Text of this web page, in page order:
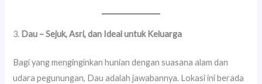
3. Dau – Sejuk, Asri, dan Ideal untuk Keluarga
Bagi yang menginginkan hunian dengan suasana alam dan
udara pegunungan, Dau adalah jawabannya. Lokasi ini berada